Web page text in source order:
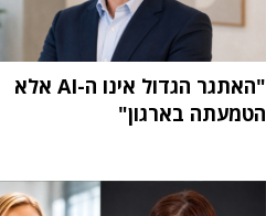
"האתגר הגדול אינו ה-AI אלא
הטמעתה בארגון"